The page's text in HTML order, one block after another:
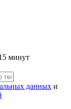
минут
данных и